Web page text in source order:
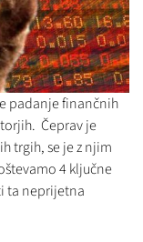
padanje finančnih
Čeprav je
trgih, se je z njim
4 ključne
ta neprijetna